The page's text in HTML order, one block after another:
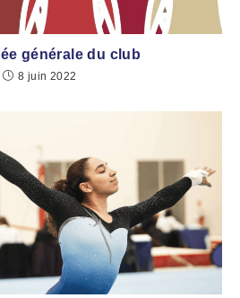
générale du club
8 juin 2022